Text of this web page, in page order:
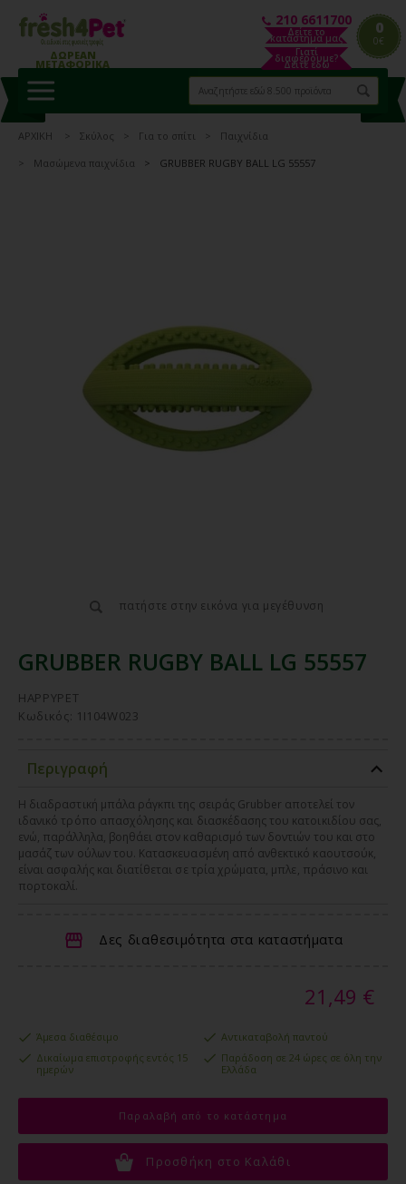
0
0€
ΔΩΡΕΑΝ
ΜΕΤΑΦΟΡΙΚΑ
Δείτε το
κατάστημα μας
Γιατί
διαφέρουμε?
Δείτε εδώ
210 6611700
ΑΡΧΙΚΗ Σκύλος Για το σπίτι
Παιχνίδια
Μασώμενα παιχνίδια
GRUBBER RUGBY BALL LG 55557
πατήστε στην εικόνα για μεγέθυνση
GRUBBER RUGBY BALL LG 55557
HAPPYPET
Κωδικός: 1I104W023
Περιγραφή
Η διαδραστική μπάλα ράγκπι της σειράς Grubber αποτελεί τον
ιδανικό τρόπο απασχόλησης και διασκέδασης του κατοικιδίου σας,
ενώ, παράλληλα, βοηθάει στον καθαρισμό των δοντιών του και στο
μασάζ των ούλων του. Κατασκευασμένη από ανθεκτικό καουτσούκ,
είναι ασφαλής και διατίθεται σε τρία χρώματα, μπλε, πράσινο και
πορτοκαλί.
Δες διαθεσιμότητα στα καταστήματα
21,49 €
Άμεσα διαθέσιμο
Αντικαταβολή παντού
Δικαίωμα επιστροφής εντός 15
ημερών
Παράδοση σε 24 ώρες σε όλη την
Ελλάδα
Παραλαβή από το κατάστημα
Προσθήκη στο Καλάθι